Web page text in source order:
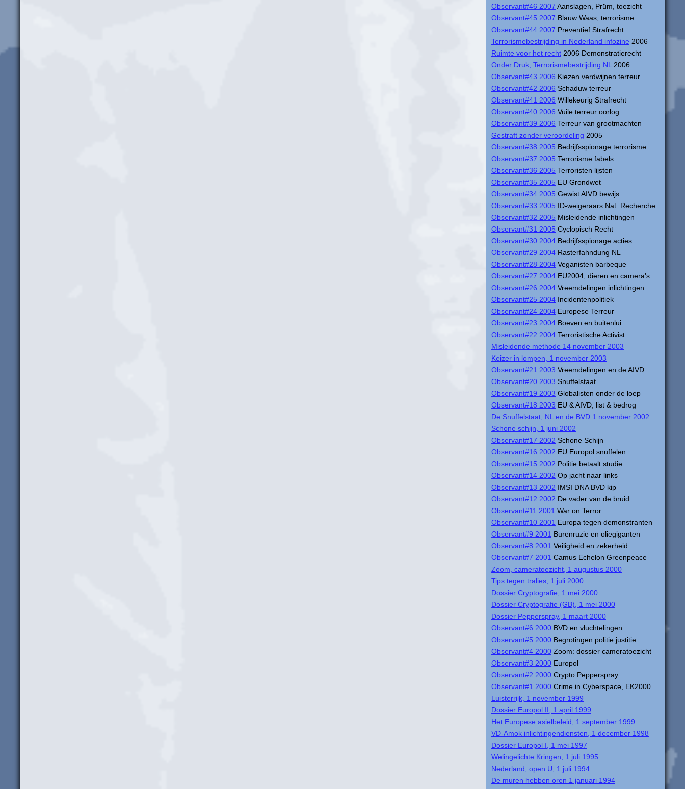
Observant#46 2007 Aanslagen, Prüm, toezicht
Observant#45 2007 Blauw Waas, terrorisme
Observant#44 2007 Preventief Strafrecht
Terrorismebestrijding in Nederland infozine 2006
Ruimte voor het recht 2006 Demonstratierecht
Onder Druk, Terrorismebestrijding NL 2006
Observant#43 2006 Kiezen verdwijnen terreur
Observant#42 2006 Schaduw terreur
Observant#41 2006 Willekeurig Strafrecht
Observant#40 2006 Vuile terreur oorlog
Observant#39 2006 Terreur van grootmachten
Gestraft zonder veroordeling 2005
Observant#38 2005 Bedrijfsspionage terrorisme
Observant#37 2005 Terrorisme fabels
Observant#36 2005 Terroristen lijsten
Observant#35 2005 EU Grondwet
Observant#34 2005 Gewist AIVD bewijs
Observant#33 2005 ID-weigeraars Nat. Recherche
Observant#32 2005 Misleidende inlichtingen
Observant#31 2005 Cyclopisch Recht
Observant#30 2004 Bedrijfsspionage acties
Observant#29 2004 Rasterfahndung NL
Observant#28 2004 Veganisten barbeque
Observant#27 2004 EU2004, dieren en camera's
Observant#26 2004 Vreemdelingen inlichtingen
Observant#25 2004 Incidentenpolitiek
Observant#24 2004 Europese Terreur
Observant#23 2004 Boeven en buitenlui
Observant#22 2004 Terroristische Activist
Misleidende methode 14 november 2003
Keizer in lompen, 1 november 2003
Observant#21 2003 Vreemdelingen en de AIVD
Observant#20 2003 Snuffelstaat
Observant#19 2003 Globalisten onder de loep
Observant#18 2003 EU & AIVD, list & bedrog
De Snuffelstaat, NL en de BVD 1 november 2002
Schone schijn, 1 juni 2002
Observant#17 2002 Schone Schijn
Observant#16 2002 EU Europol snuffelen
Observant#15 2002 Politie betaalt studie
Observant#14 2002 Op jacht naar links
Observant#13 2002 IMSI DNA BVD kip
Observant#12 2002 De vader van de bruid
Observant#11 2001 War on Terror
Observant#10 2001 Europa tegen demonstranten
Observant#9 2001 Burenruzie en oliegiganten
Observant#8 2001 Veiligheid en zekerheid
Observant#7 2001 Camus Echelon Greenpeace
Zoom, cameratoezicht, 1 augustus 2000
Tips tegen tralies, 1 juli 2000
Dossier Cryptografie, 1 mei 2000
Dossier Cryptografie (GB), 1 mei 2000
Dossier Pepperspray, 1 maart 2000
Observant#6 2000 BVD en vluchtelingen
Observant#5 2000 Begrotingen politie justitie
Observant#4 2000 Zoom: dossier cameratoezicht
Observant#3 2000 Europol
Observant#2 2000 Crypto Pepperspray
Observant#1 2000 Crime in Cyberspace, EK2000
Luisterrijk, 1 november 1999
Dossier Europol II, 1 april 1999
Het Europese asielbeleid, 1 september 1999
VD-Amok inlichtingendiensten, 1 december 1998
Dossier Europol I, 1 mei 1997
Welingelichte Kringen, 1 juli 1995
Nederland, open U, 1 juli 1994
De muren hebben oren 1 januari 1994